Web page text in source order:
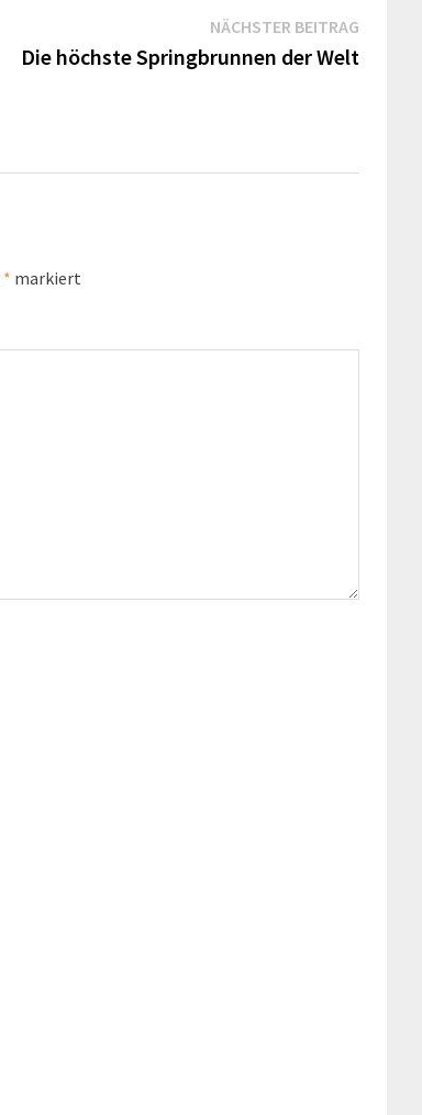
NÄCHSTER BEITRAGNächster
Beitrag:
Die höchste Springbrunnen der Welt
* markiert